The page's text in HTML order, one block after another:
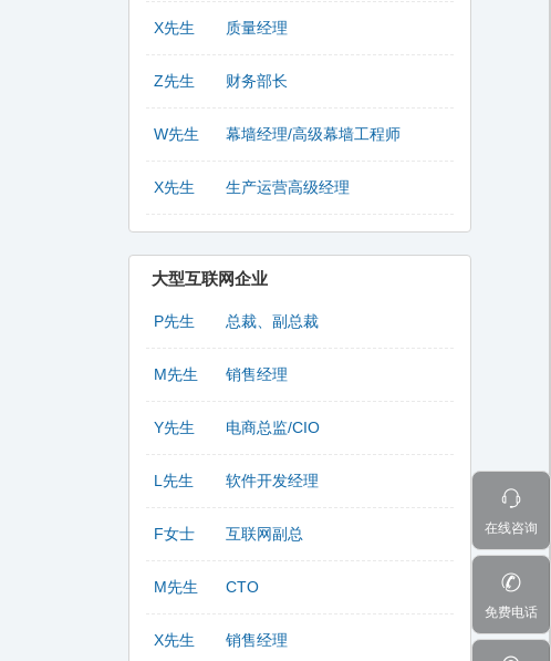
X先生 质量经理
Z先生 财务部长
W先生 幕墙经理/高级幕墙工程师
X先生 生产运营高级经理
大型互联网企业
P先生 总裁、副总裁
M先生 销售经理
Y先生 电商总监/CIO
L先生 软件开发经理
F女士 互联网副总
M先生 CTO
X先生 销售经理
在线咨询
免费电话